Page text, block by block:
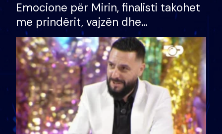
Emocione për Mirin, finalisti takohet
me prindërit, vajzën dhe
bashkëshorten: S’kemi ndonjë letër
divorci apo jo?